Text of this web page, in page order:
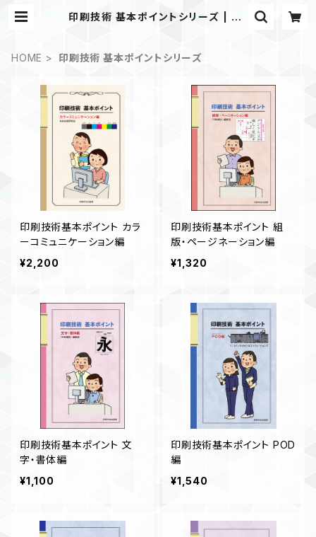
印刷技術 基本ポイントシリーズ | JA
HOME 印刷技術 基本ポイントシリーズ
印刷技術基本ポイント カラ
ーコミュニケーション編
¥2,200
印刷技術基本ポイント 組
版・ページネーション編
¥1,320
印刷技術基本ポイント 文
字・書体編
¥1,100
印刷技術基本ポイント POD
編
¥1,540